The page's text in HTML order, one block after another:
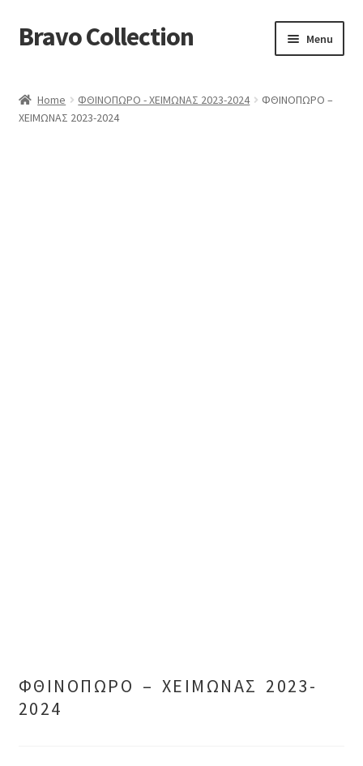
Skip
to
Skip
to
Bravo Collection Menu
COLLECTIONS
Expand
Home ΦΘΙΝΟΠΩΡΟ - ΧΕΙΜΩΝΑΣ 2023-2024
ΦΘΙΝΟΠΩΡΟ –
ΧΕΙΜΩΝΑΣ 2023-2024
ΦΘΙΝΟΠΩΡΟ – ΧΕΙΜΩΝΑΣ 2023-
2024